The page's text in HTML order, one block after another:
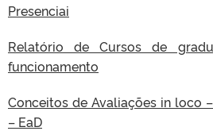
Presenciai
Relatório de Cursos de
funcionamento
Conceitos de Avaliações in loco
– EaD